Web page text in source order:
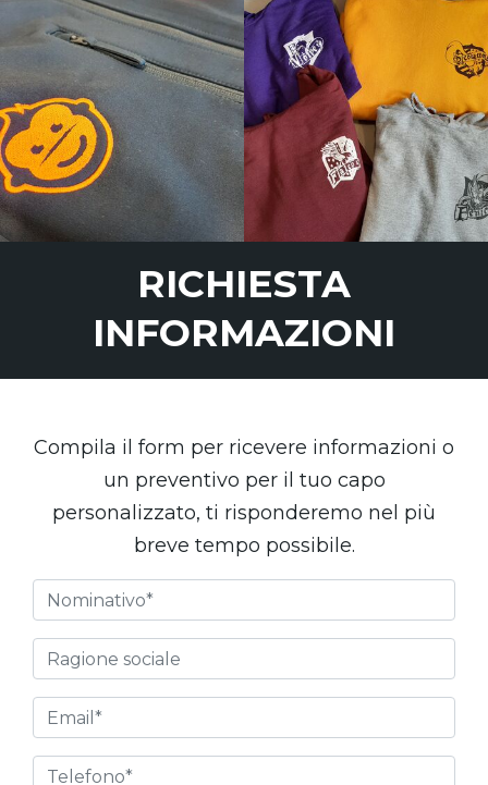
RICHIESTA
INFORMAZIONI
Compila il form per ricevere informazioni o
un preventivo per il tuo capo
personalizzato, ti risponderemo nel più
breve tempo possibile.